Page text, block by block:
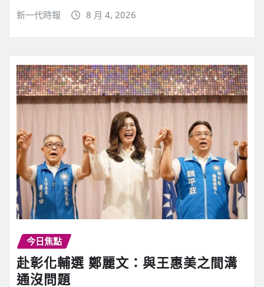
新一代時報 8 月 4, 2026
今日焦點
赴彰化輔選 鄭麗文：與王惠美之間溝
通沒問題